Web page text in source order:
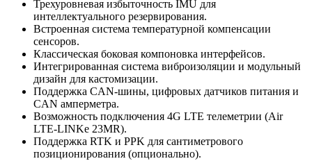
Трехуровневая избыточность IMU для
интеллектуального резервирования.
Встроенная система температурной компенсации
сенсоров.
Классическая боковая компоновка интерфейсов.
Интегрированная система виброизоляции и модульный
дизайн для кастомизации.
Поддержка CAN-шины, цифровых датчиков питания и
CAN амперметра.
Возможность подключения 4G LTE телеметрии (Air
LTE-LINKe 23MR).
Поддержка RTK и PPK для сантиметрового
позиционирования (опционально).